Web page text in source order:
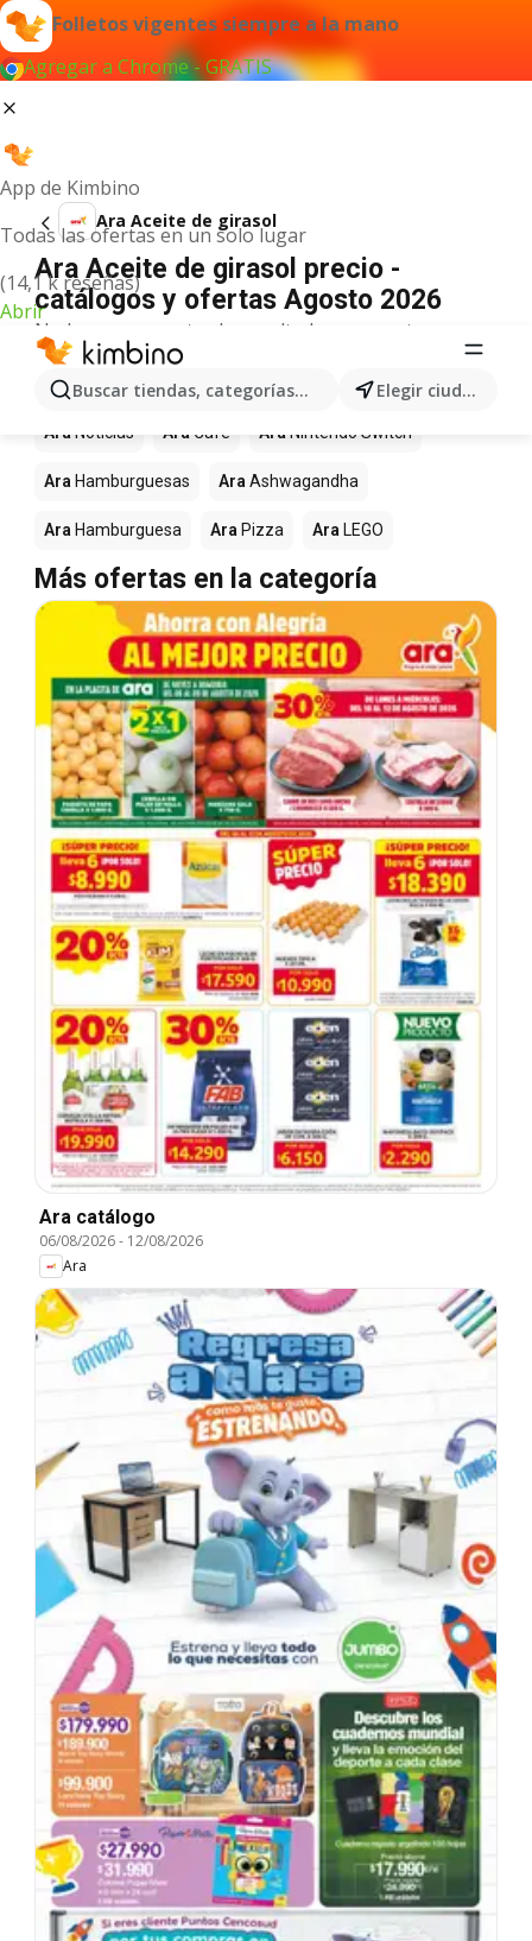
Folletos vigentes siempre a la mano
Agregar a Chrome - GRATIS
App de Kimbino
Todas las ofertas en un solo lugar
(14,1 k reseñas)
Abrir
Buscar tiendas, categorías, productos... Elegir ciudad
Ara Aceite de girasol
Ara Aceite de girasol precio -
catálogos y ofertas Agosto 2026
No hemos encontrado resultados para este
término.
Más productos en tiendas Ara
AraNoticias Ara Café AraNintendo Switch
Ara Hamburguesas Ara Ashwagandha
Ara Hamburguesa Ara Pizza Ara LEGO
Más ofertas en la categoría
Ara catálogo
06/08/2026- 12/08/2026
Ara